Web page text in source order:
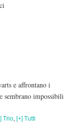
e affrontano i
sembrano impossibili
Trio, [+] Tutti